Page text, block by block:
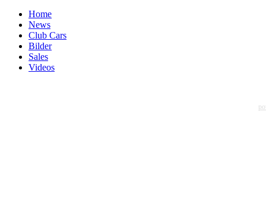
Home
News
Club Cars
Bilder
Sales
Videos